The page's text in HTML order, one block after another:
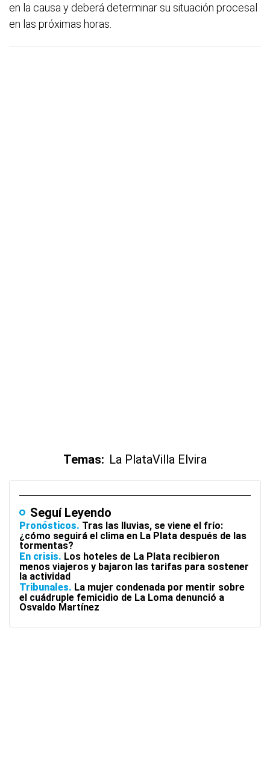
en la causa y deberá determinar su situación procesal
en las próximas horas.
Temas: La PlataVilla Elvira
Seguí Leyendo
Pronósticos Tras las lluvias, se viene el frío:
¿cómo seguirá el clima en La Plata después de las
tormentas?
En crisis Los hoteles de La Plata recibieron
menos viajeros y bajaron las tarifas para sostener
la actividad
Tribunales La mujer condenada por mentir sobre
el cuádruple femicidio de La Loma denunció a
Osvaldo Martínez